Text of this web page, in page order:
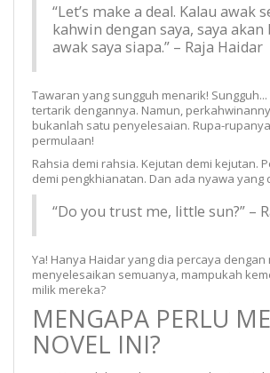
“Let’s make a deal. Kalau awak
kahwin dengan saya, saya
awak saya siapa.” – Raja Haidar
Tawaran yang sungguh menarik!
tertarik dengannya. Namun,
bukanlah satu penyelesaian. Rupa-
permulaan!
Rahsia demi rahsia. Kejutan demi kejutan.
demi pengkhianatan. Dan ada nyawa yang
“Do you trust me, little sun?” –
Ya! Hanya Haidar yang dia percaya
menyelesaikan semuanya, mampukah
milik mereka?
MENGAPA PERLU
NOVEL INI?